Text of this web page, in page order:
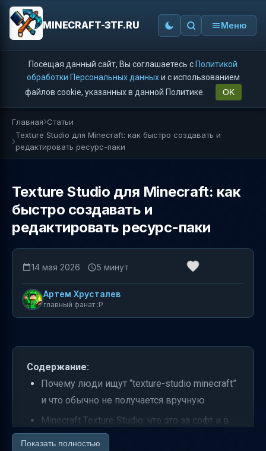
MINECRAFT-3TF.RU Меню
Посещая данный сайт, Вы соглашаетесь с Политикой
обработки Персональных данныхи с использованием
файлов cookie, указанных в данной Политике.
OK
Главная Статьи
Texture Studio для Minecraft: как быстро создавать и
редактировать ресурс-паки
Texture Studio для Minecraft: как
быстро создавать и
редактировать ресурс-паки
14 мая 2026 5 минут
Артем Хрусталев
главный фанат :P
Содержание:
Почему люди ищут “texture-studio minecraft”
и что обычно не получается вручную
Minecraft Texture Studio: что это за софт и в
чём ключевая идея
Показать полностью